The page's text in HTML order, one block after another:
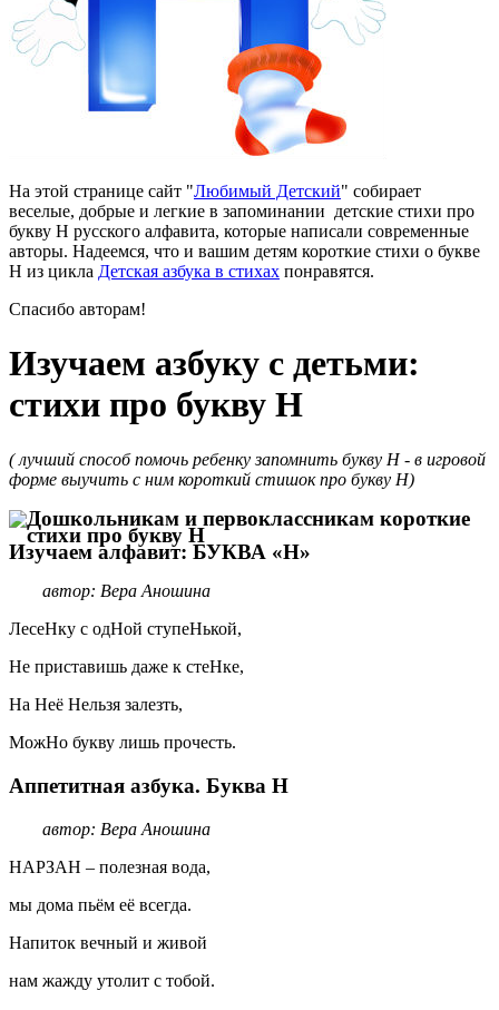
На этой странице сайт "Любимый Детский" собирает
веселые, добрые и легкие в запоминании детские стихи про
букву Н русского алфавита, которые написали современные
авторы. Надеемся, что и вашим детям короткие стихи о букве
Н из цикла Детская азбука в стихах понравятся.
Спасибо авторам!
Изучаем азбуку с детьми:
стихи про букву Н
( лучший способ помочь ребенку запомнить букву Н - в игровой
форме выучить с ним короткий стишок про букву Н)
Изучаем алфавит: БУКВА «Н»
автор: Вера Аношина
ЛесеНку с одНой ступеНькой,
Не приставишь даже к стеНке,
На Неё Нельзя залезть,
МожНо букву лишь прочесть.
Аппетитная азбука. Буква Н
автор: Вера Аношина
НАРЗАН – полезная вода,
мы дома пьём её всегда.
Напиток вечный и живой
нам жажду утолит с тобой.